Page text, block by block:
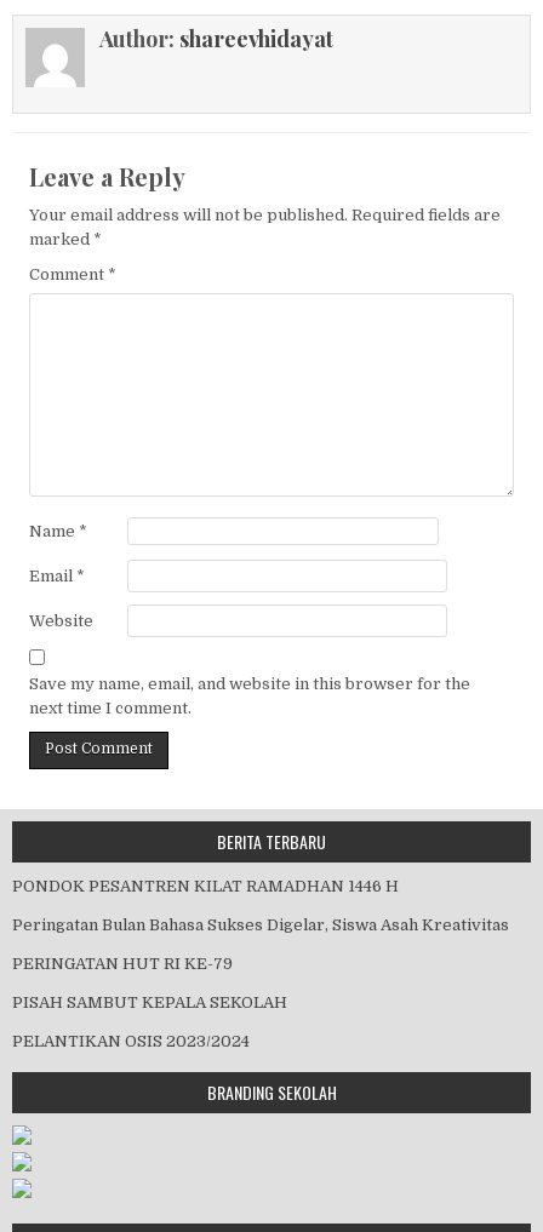
Author: shareevhidayat
Leave a Reply
Your email address will not be published. Required fields are
marked *
Comment *
Name *
Email *
Website
Save my name, email, and website in this browser for the
next time I comment.
BERITA TERBARU
PONDOK PESANTREN KILAT RAMADHAN 1446 H
Peringatan Bulan Bahasa Sukses Digelar, Siswa Asah Kreativitas
PERINGATAN HUT RI KE-79
PISAH SAMBUT KEPALA SEKOLAH
PELANTIKAN OSIS 2023/2024
BRANDING SEKOLAH